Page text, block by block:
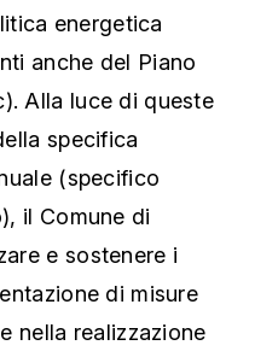
energetica
anche del Piano
Alla luce di queste
specifica
(specifico
il Comune di
e sostenere i
di misure
nella realizzazione